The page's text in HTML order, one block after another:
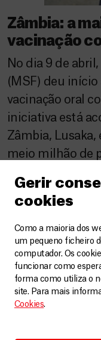
Gerir
cookies
Como a maioria dos
um pequeno ficheiro
computador. Os
funcionar como
forma como utiliza o
site. Para mais
Cookies.
Zâmbia: a
vacinação
No dia 9 de
(MSF) deu
vacinação oral
iniciativa está
Zâmbia, Lusaka,
meio milhão de
[…]